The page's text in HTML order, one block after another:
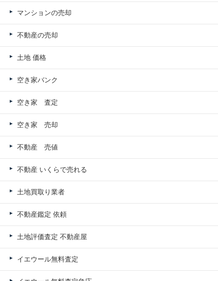
マンションの売却
不動産の売却
土地 価格
空き家バンク
空き家 査定
空き家 売却
不動産 売値
不動産 いくらで売れる
土地買取り業者
不動産鑑定 依頼
土地評価査定 不動産屋
イエウール無料査定